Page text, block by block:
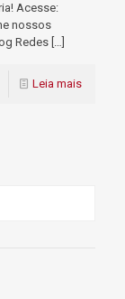
Acesse:
nossos
Redes […]
Leia mais